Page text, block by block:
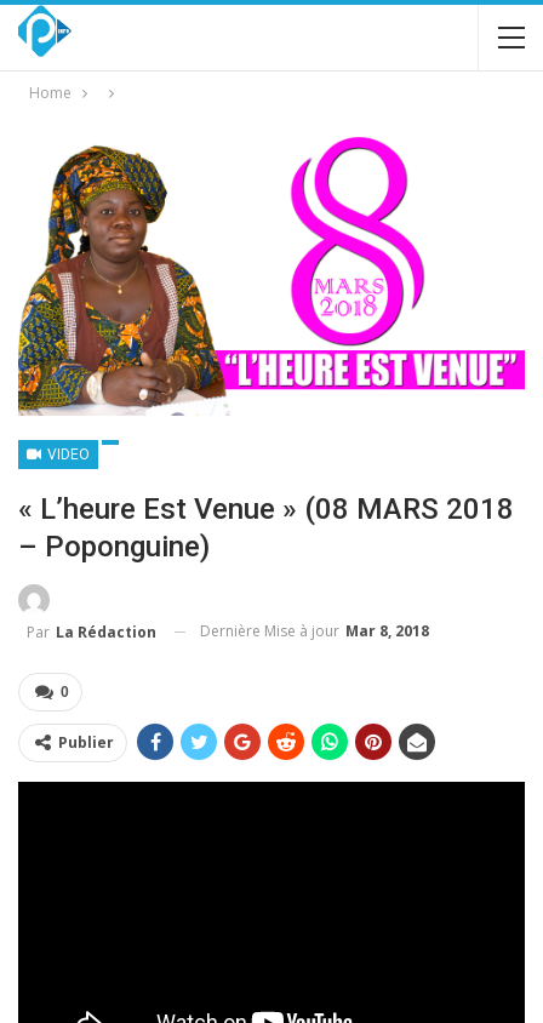
Home
VIDEO
« L’heure Est Venue » (08 MARS 2018
– Poponguine)
Par La Rédaction Dernière Mise à jour Mar 8, 2018
0
Publier